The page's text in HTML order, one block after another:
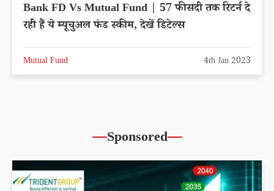
Bank FD Vs Mutual Fund | 57 फीसदी तक रिटर्न दे
रही हैं ये म्यूचुअल फंड स्कीम, देखें डिटेल्स
Mutual Fund 4th Jan 2023
Sponsored